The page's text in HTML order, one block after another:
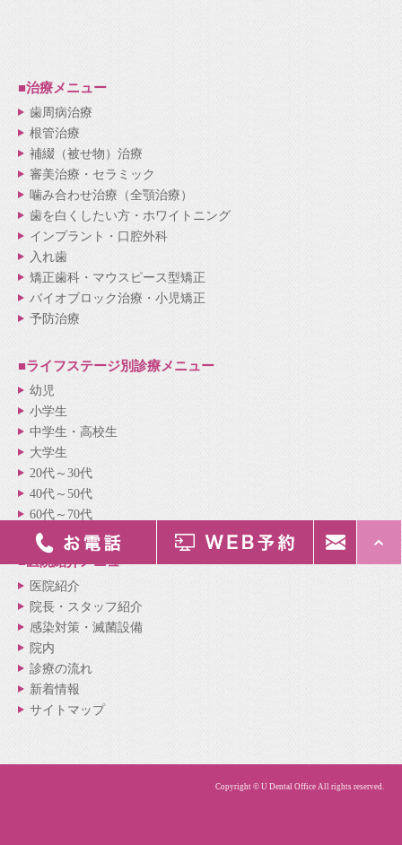
■治療メニュー
歯周病治療
根管治療
補綴（被せ物）治療
審美治療・セラミック
噛み合わせ治療（全顎治療）
歯を白くしたい方・ホワイトニング
インプラント・口腔外科
入れ歯
矯正歯科・マウスピース型矯正
バイオブロック治療・小児矯正
予防治療
■ライフステージ別診療メニュー
幼児
小学生
中学生・高校生
大学生
20代～30代
40代～50代
60代～70代
■医院紹介メニュー
医院紹介
院長・スタッフ紹介
感染対策・滅菌設備
院内
診療の流れ
新着情報
サイトマップ
Copyright © U Dental Office All rights reserved.